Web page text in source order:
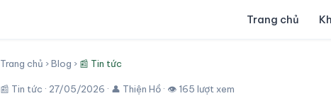
Trang chủ
Trang chủ ›Blog › 📰 Tin tức
📰 Tin tức · 27/05/2026 · 👤 Thiện Hồ · 👁 165 lượt xem